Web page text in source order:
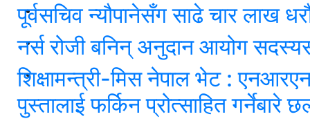
पूर्वसचिव न्यौपानेसँग साढे चार लाख
नर्स रोजी बनिन् अनुदान आयोग
शिक्षामन्त्री-मिस नेपाल भेट :
पुस्तालाई फर्किन प्रोत्साहित गर्नेबारे